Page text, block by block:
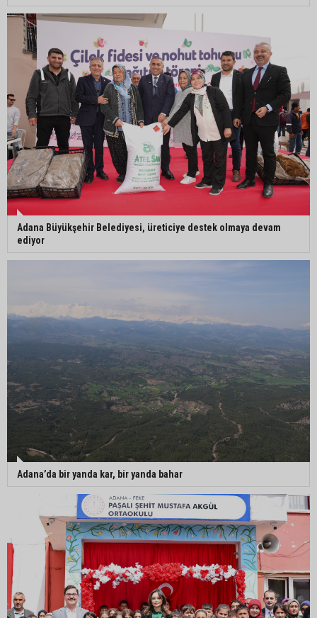
İmamoğlu’nda hijyen ve etiket kontrolü
Mustafa Özkan: "Yüreğir Belediye Başkan
Vekilliği seçimine ilişkin hukuki süreç başlatıldı"
Adana Büyükşehir Belediyesi, üreticiye destek olmaya devam
ediyor
Adana’da bir yanda kar, bir yanda bahar